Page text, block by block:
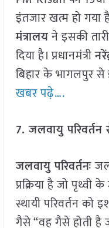
इंतजार खत्म हो गया
मंत्रालयने इसकी
दिया है। प्रधानमंत्री
बिहार के भागलपुर
खबर पढ़े….
7. जलवायु
जलवायु परिवर्तनः
प्रक्रिया है जो
स्थायी परिवर्तन को
गैसे “वह गैसे होती है